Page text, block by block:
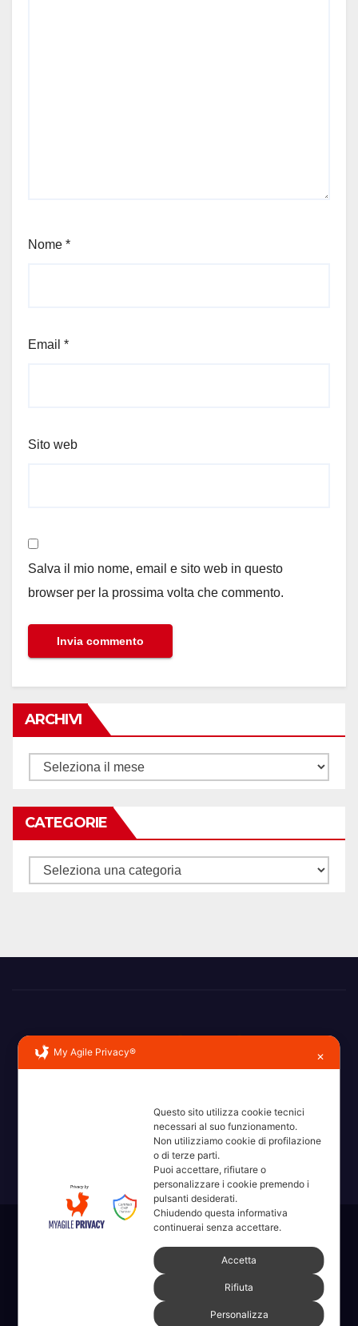
Nome *
Email *
Sito web
Salva il mio nome, email e sito web in questo
browser per la prossima volta che commento.
ARCHIVI
Archivi
CATEGORIE
Categorie
ricorda la domanda.
Sviluppato con orgoglio da WordPress |Tema: News Way di
Themeansar
Amministrative 2022 sdc Chi Siamo
My Agile Privacy® ✕
Questo sito utilizza cookie tecnici
necessari al suo funzionamento.
Non utilizziamo cookie di profilazione
o di terze parti.
Puoi accettare, rifiutare o
personalizzare i cookie premendo i
pulsanti desiderati.
Chiudendo questa informativa
continuerai senza accettare.
Accetta
Rifiuta
Personalizza